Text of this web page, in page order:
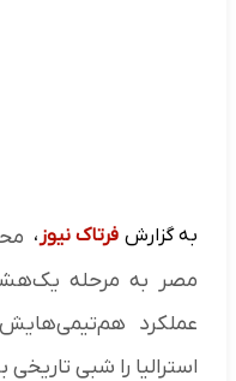
به گزارش فرتاک نیوز ،
عملکرد
استرالیا را شبی